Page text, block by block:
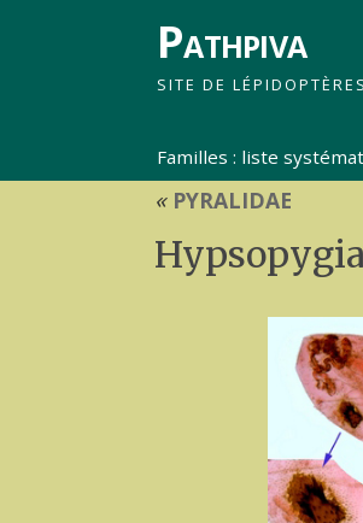
Pathpiva
SITE DE
Familles : liste
«PYRALIDAE